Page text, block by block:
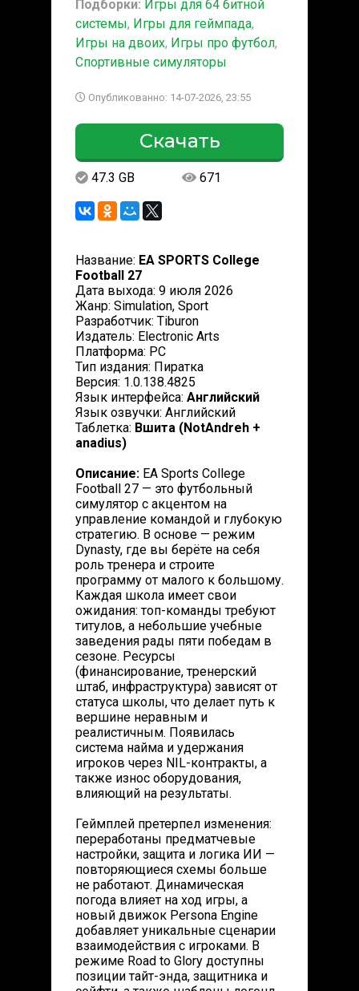
Подборки: Игры для 64 битной
системы, Игры для геймпада,
Игры на двоих, Игры про футбол,
Спортивные симуляторы
Опубликованно: 14-07-2026, 23:55
Скачать
47.3 GB 671
Название: EA SPORTS College
Football 27
Дата выхода: 9 июля 2026
Жанр: Simulation, Sport
Разработчик: Tiburon
Издатель: Electronic Arts
Платформа: PC
Тип издания: Пиратка
Версия: 1.0.138.4825
Язык интерфейса: Английский
Язык озвучки: Английский
Таблетка: Вшита (NotAndreh +
anadius)
Описание: EA Sports College
Football 27 — это футбольный
симулятор с акцентом на
управление командой и глубокую
стратегию. В основе — режим
Dynasty, где вы берёте на себя
роль тренера и строите
программу от малого к большому.
Каждая школа имеет свои
ожидания: топ-команды требуют
титулов, а небольшие учебные
заведения рады пяти победам в
сезоне. Ресурсы
(финансирование, тренерский
штаб, инфраструктура) зависят от
статуса школы, что делает путь к
вершине неравным и
реалистичным. Появилась
система найма и удержания
игроков через NIL-контракты, а
также износ оборудования,
влияющий на результаты.
Геймплей претерпел изменения:
переработаны предматчевые
настройки, защита и логика ИИ —
повторяющиеся схемы больше
не работают. Динамическая
погода влияет на ход игры, а
новый движок Persona Engine
добавляет уникальные сценарии
взаимодействия с игроками. В
режиме Road to Glory доступны
позиции тайт-энда, защитника и